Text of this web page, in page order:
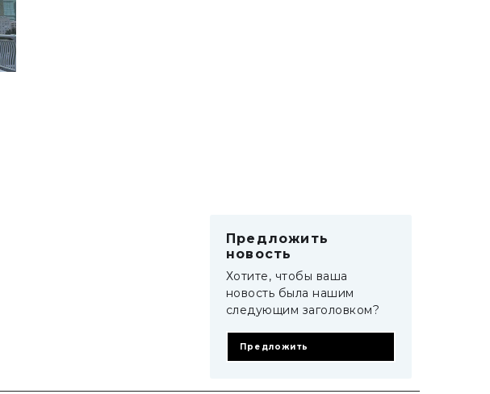
Предложить
новость
Хотите, чтобы ваша
новость была нашим
следующим заголовком?
Предложить